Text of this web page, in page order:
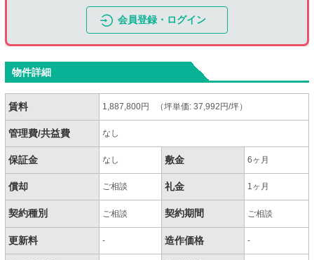
会員登録・ログイン
物件詳細
賃料 1,887,800円 （坪単価: 37,992円/坪）
管理費/共益費 なし
保証金 なし 敷金 6ヶ月
償却 ご相談 礼金 1ヶ月
契約種別 ご相談 契約期間 ご相談
更新料 - 造作価格 -